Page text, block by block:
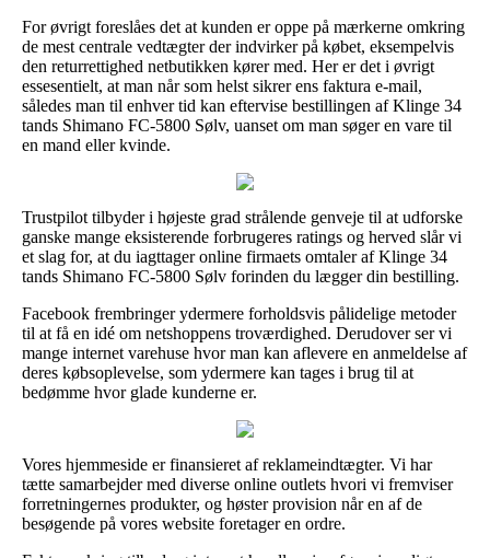
For øvrigt foreslåes det at kunden er oppe på mærkerne omkring
de mest centrale vedtægter der indvirker på købet, eksempelvis
den returrettighed netbutikken kører med. Her er det i øvrigt
essesentielt, at man når som helst sikrer ens faktura e-mail,
således man til enhver tid kan eftervise bestillingen af Klinge 34
tands Shimano FC-5800 Sølv, uanset om man søger en vare til
en mand eller kvinde.
Trustpilot tilbyder i højeste grad strålende genveje til at udforske
ganske mange eksisterende forbrugeres ratings og herved slår vi
et slag for, at du iagttager online firmaets omtaler af Klinge 34
tands Shimano FC-5800 Sølv forinden du lægger din bestilling.
Facebook frembringer ydermere forholdsvis pålidelige metoder
til at få en idé om netshoppens troværdighed. Derudover ser vi
mange internet varehuse hvor man kan aflevere en anmeldelse af
deres købsoplevelse, som ydermere kan tages i brug til at
bedømme hvor glade kunderne er.
Vores hjemmeside er finansieret af reklameindtægter. Vi har
tætte samarbejder med diverse online outlets hvori vi fremviser
forretningernes produkter, og høster provision når en af de
besøgende på vores website foretager en ordre.